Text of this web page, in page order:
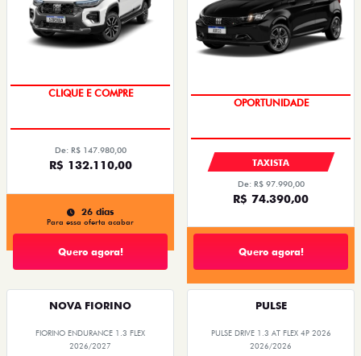
CLIQUE E COMPRE
De: R$ 147.980,00
R$ 132.110,00
26 dias
Para essa oferta acabar
Quero agora!
OPORTUNIDADE
TAXISTA
De: R$ 97.990,00
R$ 74.390,00
Quero agora!
NOVA FIORINO
FIORINO ENDURANCE 1.3 FLEX
2026/2027
PULSE
PULSE DRIVE 1.3 AT FLEX 4P 2026
2026/2026